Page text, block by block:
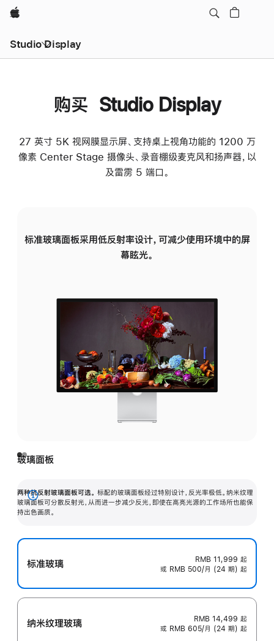
Apple
Studio Display
购买 Studio Display
27 英寸 5K 视网膜显示屏、支持桌上视角功能的 1200 万
像素 Center Stage 摄像头、录音棚级麦克风和扬声器，以
及雷雳 5 端口。
标准玻璃面板采用低反射率设计，可减少使用环境中的屏
幕眩光。
玻璃面板
两种抗反射玻璃面板可选。 标配的玻璃面板经过特别设计，反光率极低。纳米纹理
玻璃面板可分散反射光，从而进一步减少反光，即使在高亮光源的工作场所也能保
持出色画质。
展
开
标准玻璃 RMB 11,999 起
或 RMB 500/月 (24 期) 起
纳米纹理玻璃 RMB 14,499 起
或 RMB 605/月 (24 期) 起